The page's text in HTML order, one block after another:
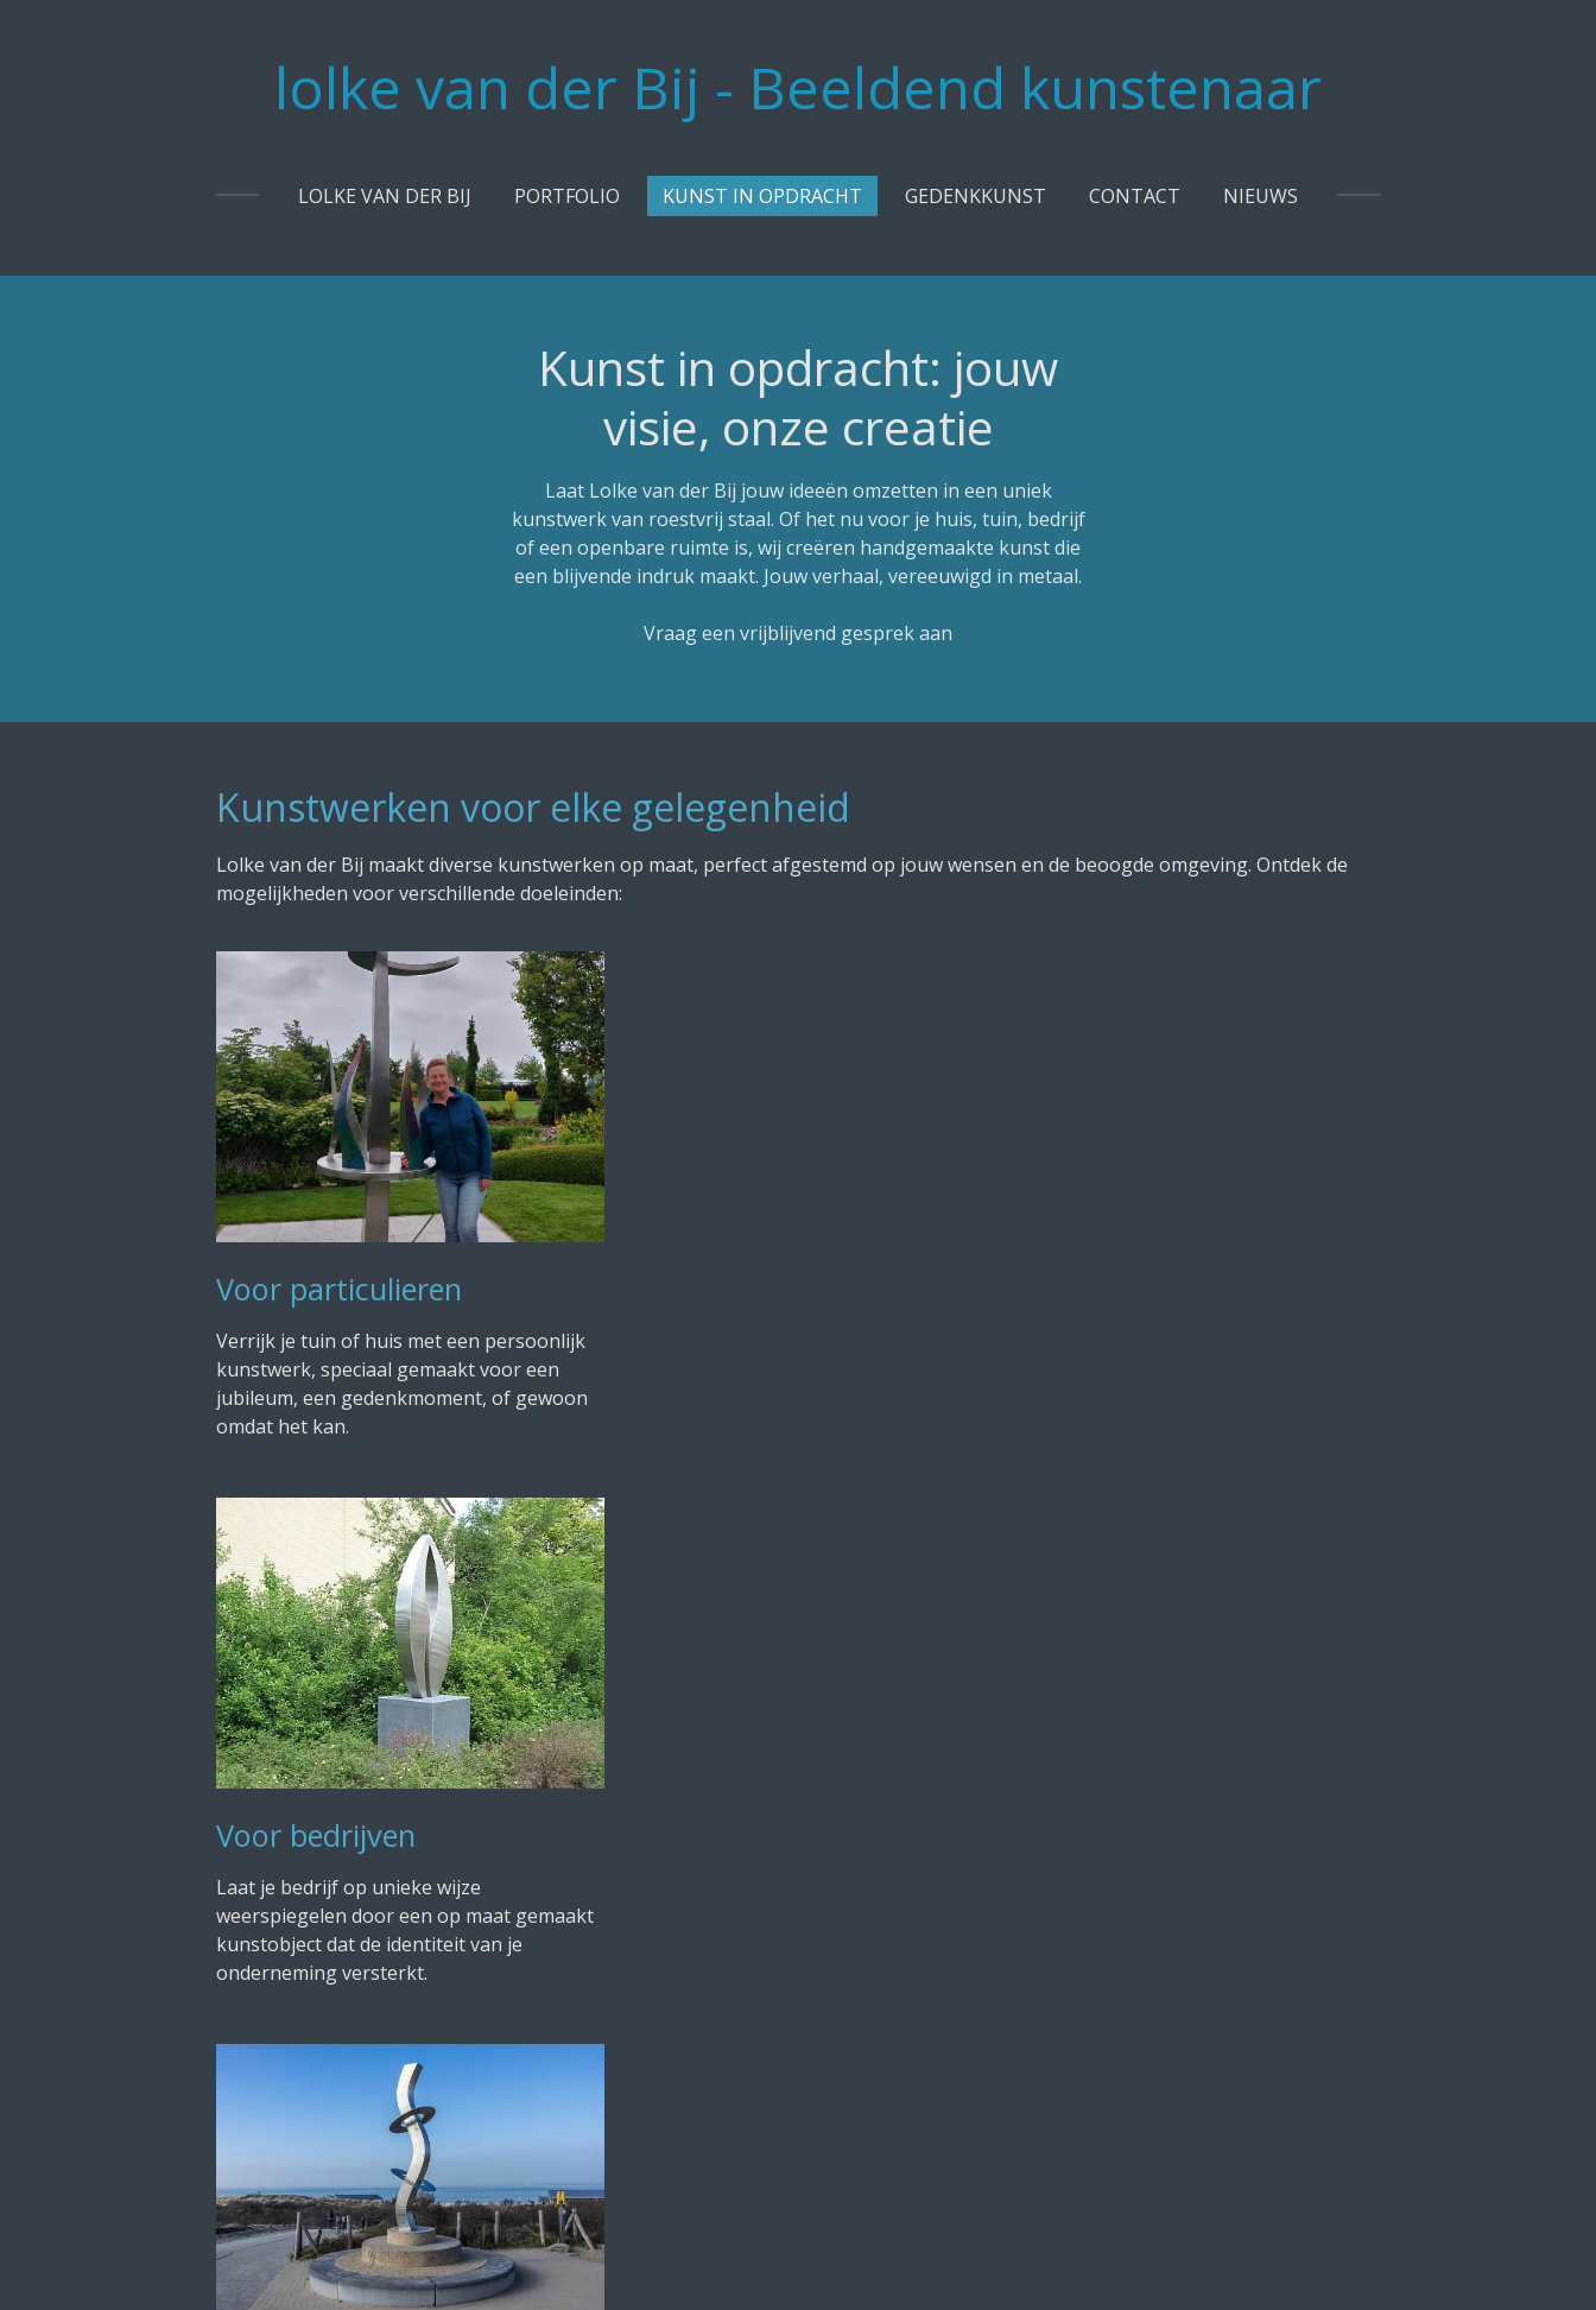
lolke van der Bij - Beeldend kunstenaar
LOLKE VAN DER BIJ PORTFOLIO KUNST IN OPDRACHT GEDENKKUNST CONTACT NIEUWS
Kunst in opdracht: jouw
visie, onze creatie
Laat Lolke van der Bij jouw ideeën omzetten in een uniek
kunstwerk van roestvrij staal. Of het nu voor je huis, tuin, bedrijf
of een openbare ruimte is, wij creëren handgemaakte kunst die
een blijvende indruk maakt. Jouw verhaal, vereeuwigd in metaal.
Vraag een vrijblijvend gesprek aan
Kunstwerken voor elke gelegenheid
Lolke van der Bij maakt diverse kunstwerken op maat, perfect afgestemd op jouw wensen en de beoogde omgeving. Ontdek de
mogelijkheden voor verschillende doeleinden:
Voor particulieren
Verrijk je tuin of huis met een persoonlijk
kunstwerk, speciaal gemaakt voor een
jubileum, een gedenkmoment, of gewoon
omdat het kan.
Voor bedrijven
Laat je bedrijf op unieke wijze
weerspiegelen door een op maat gemaakt
kunstobject dat de identiteit van je
onderneming versterkt.